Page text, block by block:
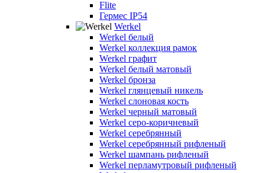
Flite
Гермес IP54
Werkel
Werkel белый
Werkel коллекция рамок
Werkel графит
Werkel белый матовый
Werkel бронза
Werkel глянцевый никель
Werkel слоновая кость
Werkel черный матовый
Werkel серо-коричневый
Werkel серебрянный
Werkel серебрянный рифленый
Werkel шампань рифленый
Werkel перламутровый рифленый